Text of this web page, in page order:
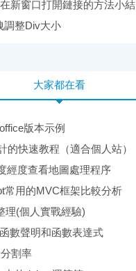
新窗口打開鏈接的方法小結
調整Div大小
大家都在看
版本示例
的快速教程（適合個人站）
經度查看地圖處理程序
常用的MVC框架比較分析
理(個人實戰經驗)
數聲明和函數表達式
割率